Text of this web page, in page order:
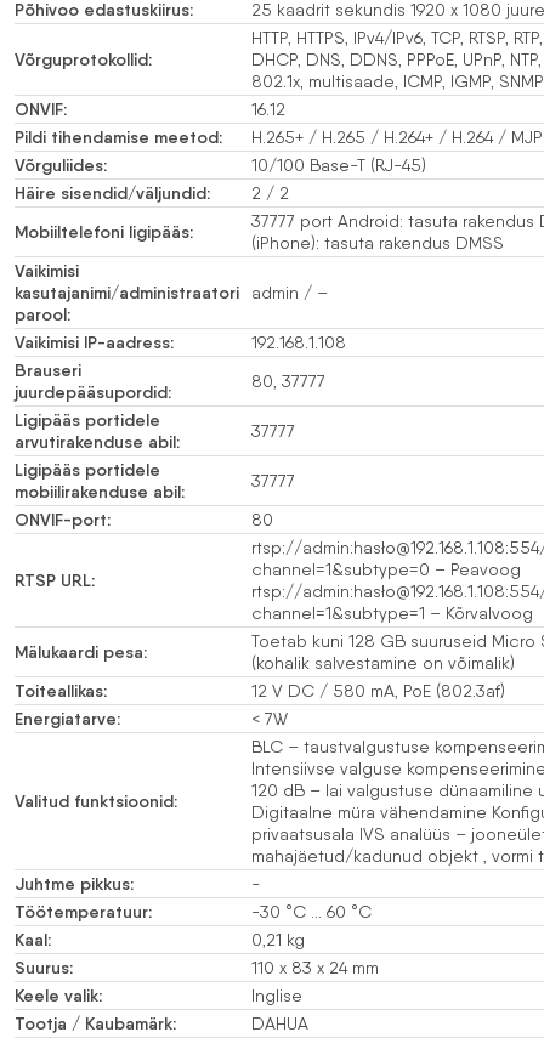
Põhivoo edastuskiirus: 25 kaadrit sekundis 1920 x 1080
Võrguprotokollid:
HTTP, HTTPS, IPv4/IPv6, TCP, RTSP,
DHCP, DNS, DDNS, PPPoE, UPnP,
802.1x, multisaade, ICMP, IGMP, SNMP
ONVIF: 16.12
Pildi tihendamise meetod: H.265+ / H.265 / H.264+ / H.264 /
Võrguliides: 10/100 Base-T (RJ-45)
Häire sisendid/väljundid: 2 / 2
Mobiiltelefoni ligipääs:
37777 port Android: tasuta rakendus
(iPhone): tasuta rakendus DMSS
Vaikimisi
kasutajanimi/administraatori
parool:
admin / –
Vaikimisi IP-aadress: 192.168.1.108
Brauseri
juurdepääsupordid:
80, 37777
Ligipääs portidele
arvutirakenduse abil:
37777
Ligipääs portidele
mobiilirakenduse abil:
37777
ONVIF-port: 80
RTSP URL:
rtsp://
channel=1&subtype=0 – Peavoog
rtsp://
channel=1&subtype=1 – Kõrvalvoog
Mälukaardi pesa:
Toetab kuni 128 GB suuruseid Micro
(kohalik salvestamine on võimalik)
Toiteallikas: 12 V DC / 580 mA, PoE (802.3af)
Energiatarve: < 7W
Valitud funktsioonid:
BLC – taustvalgustuse
Intensiivse valguse
120 dB – lai valgustuse dünaamiline
Digitaalne müra vähendamine
privaatsusala IVS analüüs –
mahajäetud/kadunud objekt , vormi
Juhtme pikkus: -
Töötemperatuur: -30 °C … 60 °C
Kaal: 0,21 kg
Suurus: 110 x 83 x 24 mm
Keele valik: Inglise
Tootja / Kaubamärk: DAHUA